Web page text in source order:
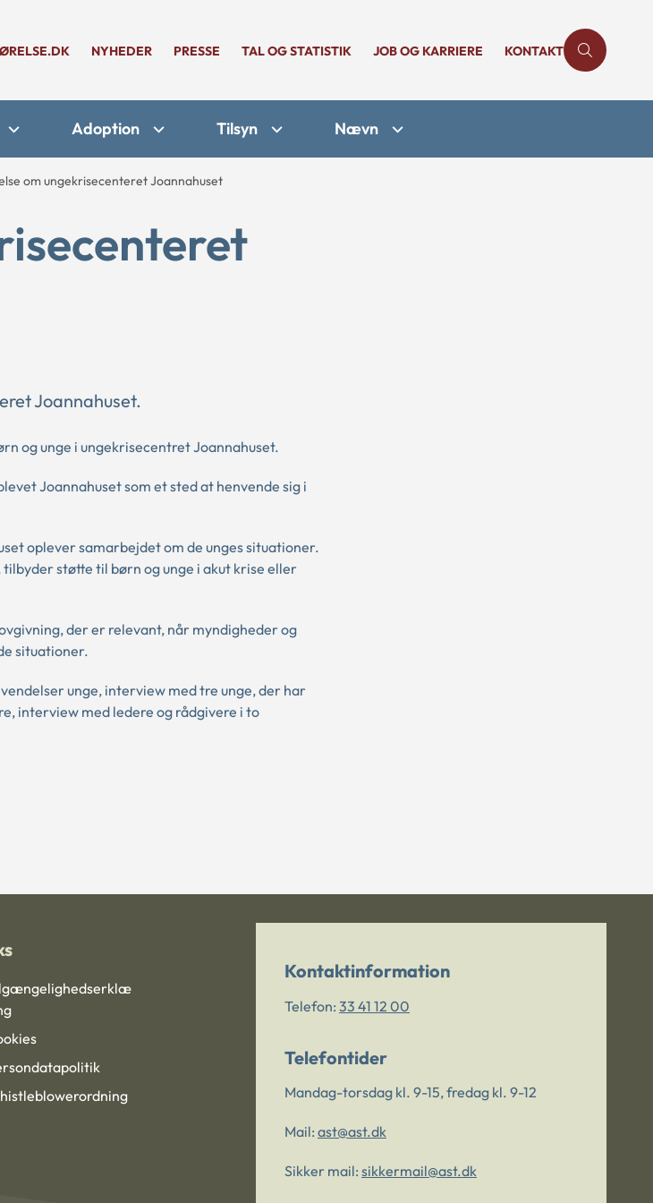
NYHEDER PRESSE TAL OG STATISTIK JOB OG KARRIERE KONTAKT
Adoption Tilsyn Nævn
om ungekrisecenteret Joannahuset
Joannahuset.
og unge i ungekrisecentret Joannahuset.
Joannahuset som et sted at henvende sig i
oplever samarbejdet om de unges situationer.
støtte til børn og unge i akut krise eller
der er relevant, når myndigheder og
situationer.
unge, interview med tre unge, der har
interview med ledere og rådgivere i to
Kontaktinformation
Telefon: 33 41 12 00
Telefontider
Mandag-torsdag kl. 9-15, fredag kl. 9-12
Mail: ast@ast.dk
Sikker mail: sikkermail@ast.dk